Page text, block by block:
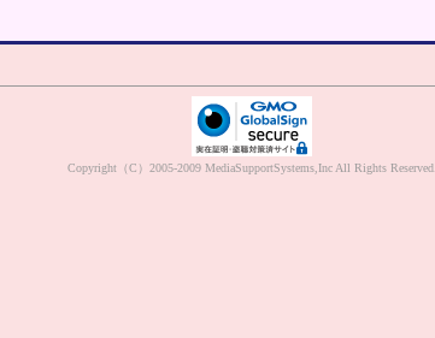
Copyright（C）2005-2009 MediaSupportSystems,Inc All Rights Reserved.